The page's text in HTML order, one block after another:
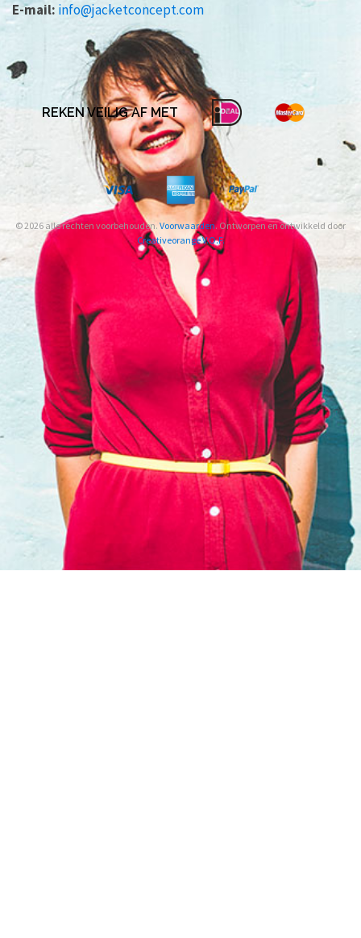
E-mail: info@jacketconcept.com
REKEN VEILIG AF MET
© 2026 alle rechten voorbehouden.Voorwaarden. Ontworpen en ontwikkeld door
Creativeorange V.O.F.